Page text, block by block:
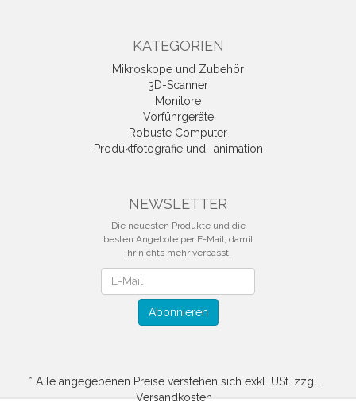
KATEGORIEN
Mikroskope und Zubehör
3D-Scanner
Monitore
Vorführgeräte
Robuste Computer
Produktfotografie und -animation
NEWSLETTER
Die neuesten Produkte und die
besten Angebote per E-Mail, damit
Ihr nichts mehr verpasst.
Abonnieren
* Alle angegebenen Preise verstehen sich exkl. USt. zzgl.
Versandkosten